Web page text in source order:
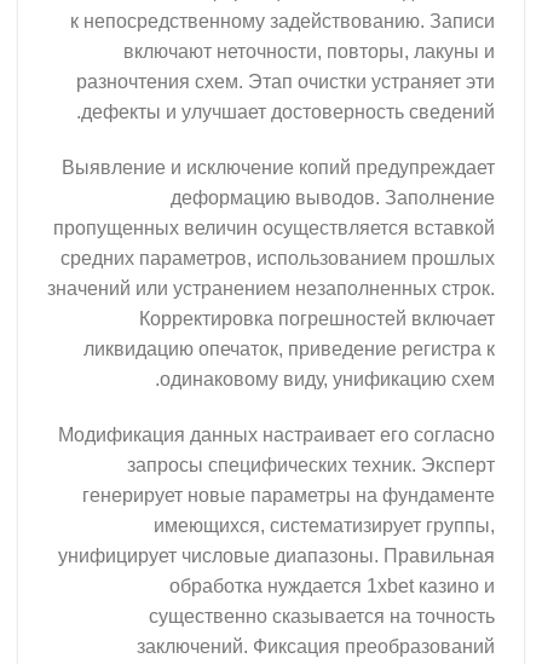
к непосредственному
включают неточности,
разночтения схем. Этап очистки
дефекты и улучшает
Выявление и исключение копий
деформацию выводов.
пропущенных величин
средних параметров,
значений или устранением
Корректировка
ликвидацию опечаток,
одинаковому виду,
Модификация данных настраивает
запросы специфических
генерирует новые параметры
имеющихся,
унифицирует числовые
обработка нуждается
существенно
заключений. Фиксация